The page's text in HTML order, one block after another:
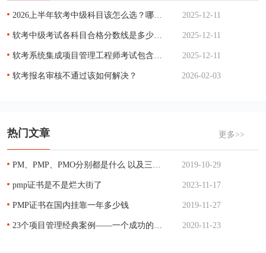
2026上半年软考中级科目该怎么选？哪科最简单？ 2025-12-11
软考中级考试各科目合格分数线是多少？单科没过能补考吗？ 2025-12-11
2025-12-11
软考报名审核不通过该如何解决？ 2026-02-03
热门文章 更多>>
2019-10-29
pmp证书是不是烂大街了 2023-11-17
PMP证书在国内挂靠一年多少钱 2019-11-27
2020-11-23